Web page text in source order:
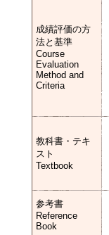
成績評価の方
法と基準
Course
Evaluation
Method and
Criteria
教科書・テキ
スト
Textbook
参考書
Reference
Book